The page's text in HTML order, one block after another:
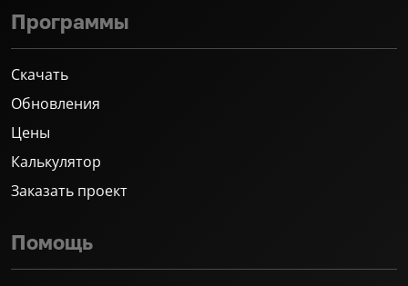
Программы
Скачать
Обновления
Цены
Калькулятор
Заказать проект
Помощь